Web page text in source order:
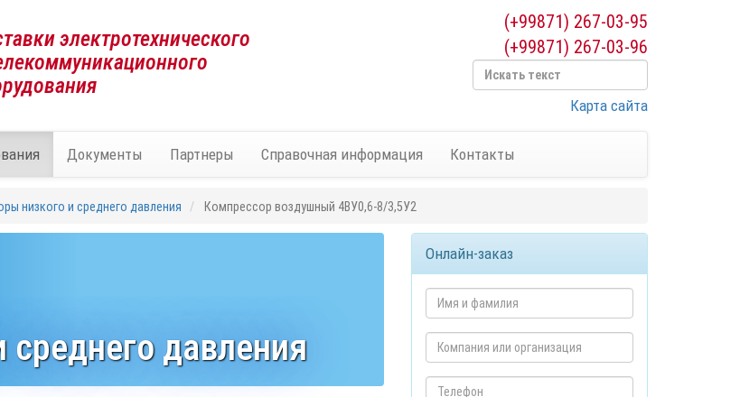
электротехнического
(+99871) 267-03-95
(+99871) 267-03-96
Карта сайта
Документы Партнеры Справочная информация Контакты
низкого и среднего давления Компрессор воздушный 4ВУ0,6-8/3,5У2
давления
Онлайн-заказ